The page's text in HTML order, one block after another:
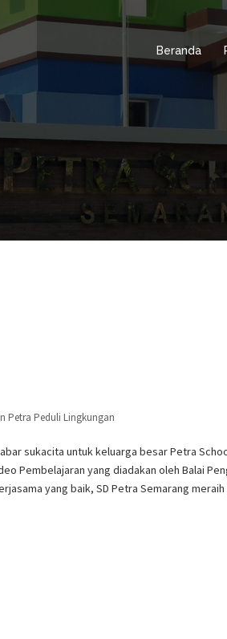
Beranda
Petra Peduli Lingkungan
sukacita untuk keluarga besar Petra
Pembelajaran yang diadakan oleh Balai
yang baik, SD Petra Semarang